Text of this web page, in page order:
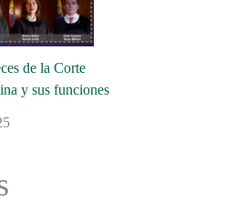
de la Corte
y sus funciones